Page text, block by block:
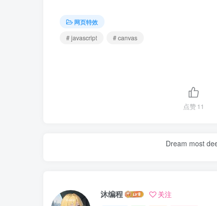
网页特效
# javascript
# canvas
点赞11
Dream most
沐编程 关注